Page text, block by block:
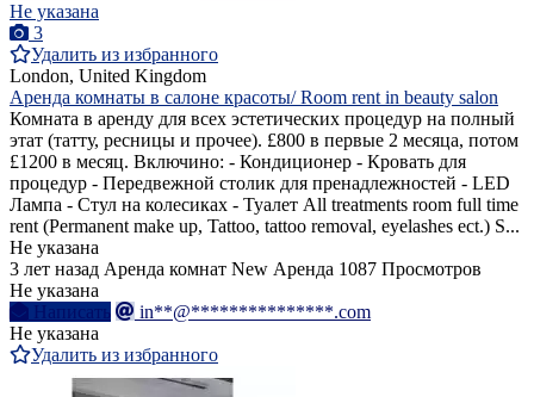
Не указана
3
Удалить из избранного
London, United Kingdom
Аренда комнаты в салоне красоты/ Room rent in beauty salon
Комната в аренду для всех эстетических процедур на полный
этат (татту, ресницы и прочее). £800 в первые 2 месяца, потом
£1200 в месяц. Включино: - Кондиционер - Кровать для
процедур - Передвежной столик для пренадлежностей - LED
Лампа - Стул на колесиках - Туалет All treatments room full time
rent (Permanent make up, Tattoo, tattoo removal, eyelashes ect.) S...
Не указана
3 лет назад Аренда комнат New Аренда 1087 Просмотров
Не указана
Написать
in**@***************.com
Не указана
Удалить из избранного